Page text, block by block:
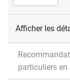
Afficher les
particuliers en